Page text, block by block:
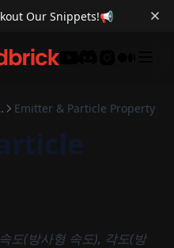
Our Snippets!📢
Emitter & Particle Property
도(방사형 속도), 각도(방